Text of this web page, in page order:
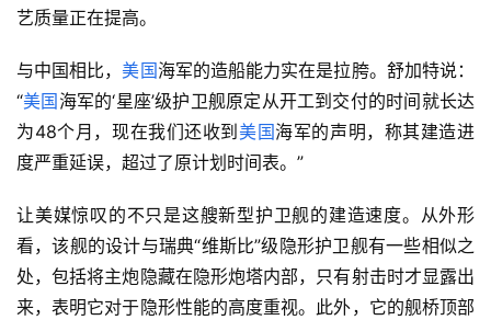
艺质量正在提高。
与中国相比，美国海军的造船能力实在是拉胯。舒加特说：
“美国 海军的‘星座’级护卫舰原定从开工到交付的时间就长达
为48个月，现在我们还收到 美国海军的声明，称其建造进
度严重延误，超过了原计划时间表。”
让美媒惊叹的不只是这艘新型护卫舰的建造速度。从外形
看，该舰的设计与瑞典“维斯比”级隐形护卫舰有一些相似之
处，包括将主炮隐藏在隐形炮塔内部，只有射击时才显露出
来，表明它对于隐形性能的高度重视。此外，它的舰桥顶部